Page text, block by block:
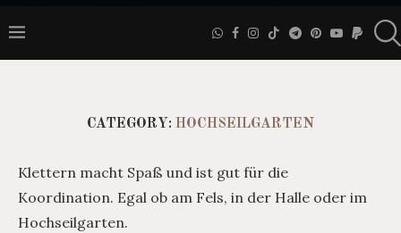
CATEGORY: HOCHSEILGARTEN
Klettern macht Spaß und ist gut für die
Koordination. Egal ob am Fels, in der Halle oder im
Hochseilgarten.